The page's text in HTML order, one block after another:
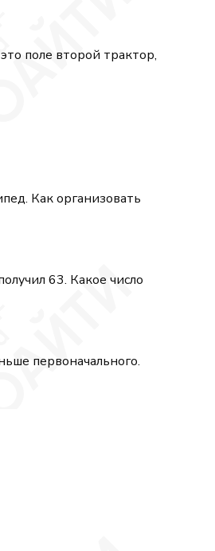
поле второй трактор,
Как организовать
63. Какое число
первоначального.